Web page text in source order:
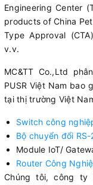
Engineering Center
products of China
Type Approval
v.v.
MC&TT Co.,Ltd
PUSR Việt Nam bao
tại thị trường Việt
Switch công
Bộ chuyển đổi
Module IoT/
Router Công
Chúng tôi, công ty